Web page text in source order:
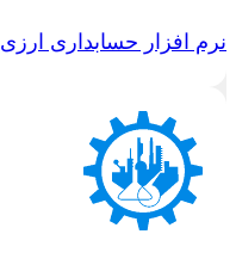
نرم افزار حسابداری ارزی